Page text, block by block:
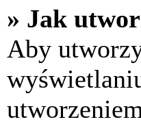
» Jak
Aby